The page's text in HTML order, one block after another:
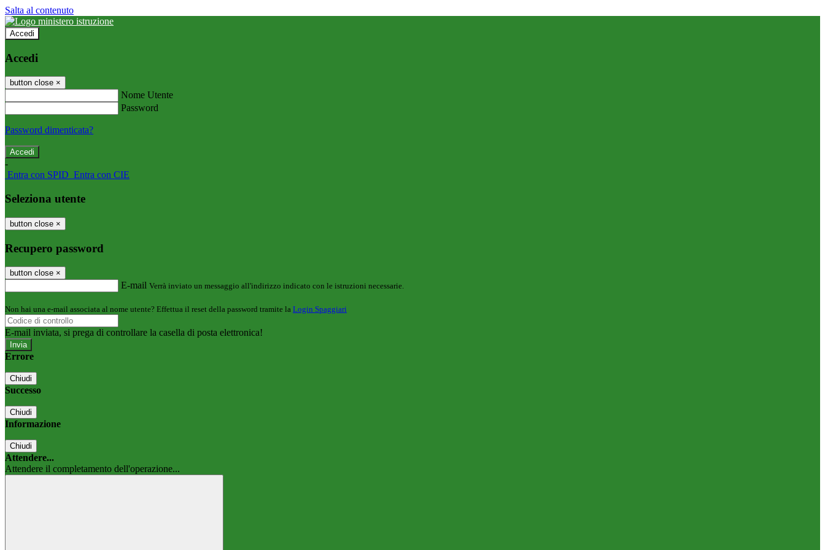
Salta al contenuto
Accedi
Accedi
button close ×
Nome Utente
Password
Password dimenticata?
-
Entra con SPID Entra con CIE
Seleziona utente
button close ×
Recupero password
button close ×
E-mail Verrà inviato un messaggio all'indirizzo indicato con le istruzioni necessarie.
Non hai una e-mail associata al nome utente? Effettua il reset della password tramite la Login Spaggiari
E-mail inviata, si prega di controllare la casella di posta elettronica!
Errore
Chiudi
Successo
Chiudi
Informazione
Chiudi
Attendere...
Attendere il completamento dell'operazione...